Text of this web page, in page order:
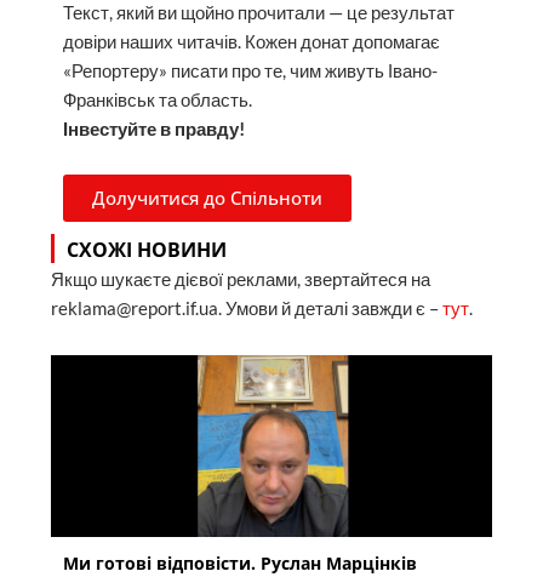
Текст, який ви щойно прочитали — це результат
довіри наших читачів. Кожен донат допомагає
«Репортеру» писати про те, чим живуть Івано-
Франківськ та область.
Інвестуйте в правду!
Долучитися до Спільноти
СХОЖІ НОВИНИ
Якщо шукаєте дієвої реклами, звертайтеся на
reklama@report.if.ua. Умови й деталі завжди є –тут.
Ми готові відповісти. Руслан Марцінків